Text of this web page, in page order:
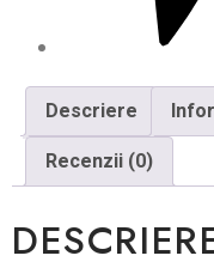
Descriere
Recenzii (0)